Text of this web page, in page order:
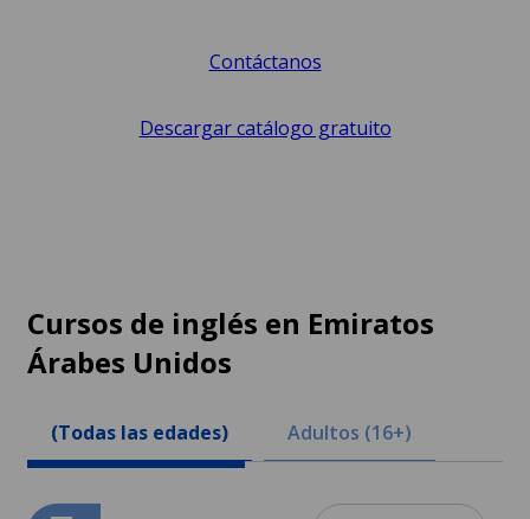
Contáctanos
Descargar catálogo gratuito
Cursos de inglés en Emiratos
Árabes Unidos
(Todas las edades) Adultos (16+)